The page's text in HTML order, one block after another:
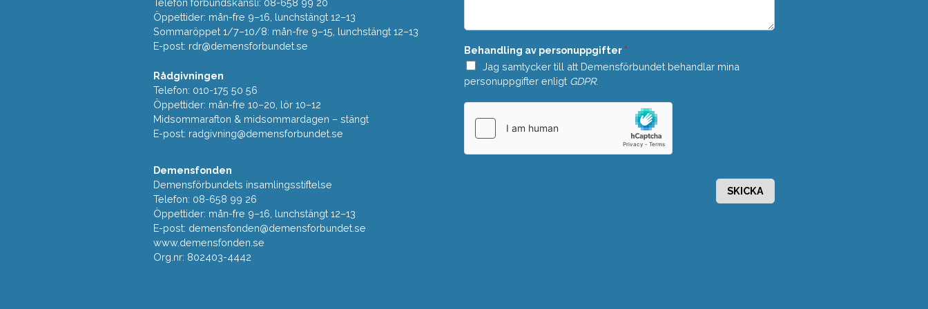
Telefon förbundskansli: 08-658 99 20
Öppettider: mån-fre 9–16, lunchstängt 12–13
Sommaröppet 1/7–10/8: mån-fre 9–15, lunchstängt 12–13
E-post: rdr@demensforbundet.se
Rådgivningen
Telefon: 010-175 50 56
Öppettider: mån-fre 10–20, lör 10–12
Midsommarafton & midsommardagen – stängt
E-post: radgivning@demensforbundet.se
Demensfonden
Demensförbundets insamlingsstiftelse
Telefon: 08-658 99 26
Öppettider: mån-fre 9–16, lunchstängt 12–13
E-post: demensfonden@demensforbundet.se
www.demensfonden.se
Org.nr: 802403-4442
a
d
e
*
Behandling av personuppgifter *
Jag samtycker till att Demensförbundet behandlar mina
personuppgifter enligt GDPR.
SKICKA